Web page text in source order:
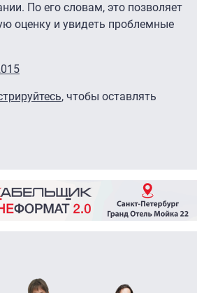
По его словам, это позволяет
оценку и увидеть проблемные
, чтобы оставлять